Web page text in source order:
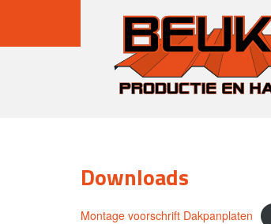
Downloads
Montage voorschrift Dakpanplaten